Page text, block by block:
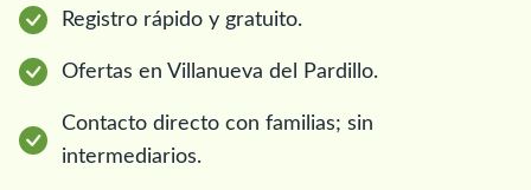
Registro rápido y gratuito.
Ofertas en Villanueva del Pardillo.
Contacto directo con familias; sin
intermediarios.